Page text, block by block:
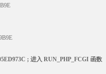
; 进入 RUN_PHP_FCGI 函数